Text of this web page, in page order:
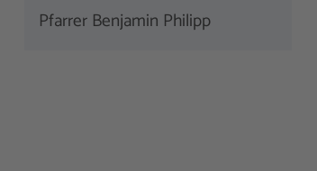
Pfarrer Benjamin Philipp